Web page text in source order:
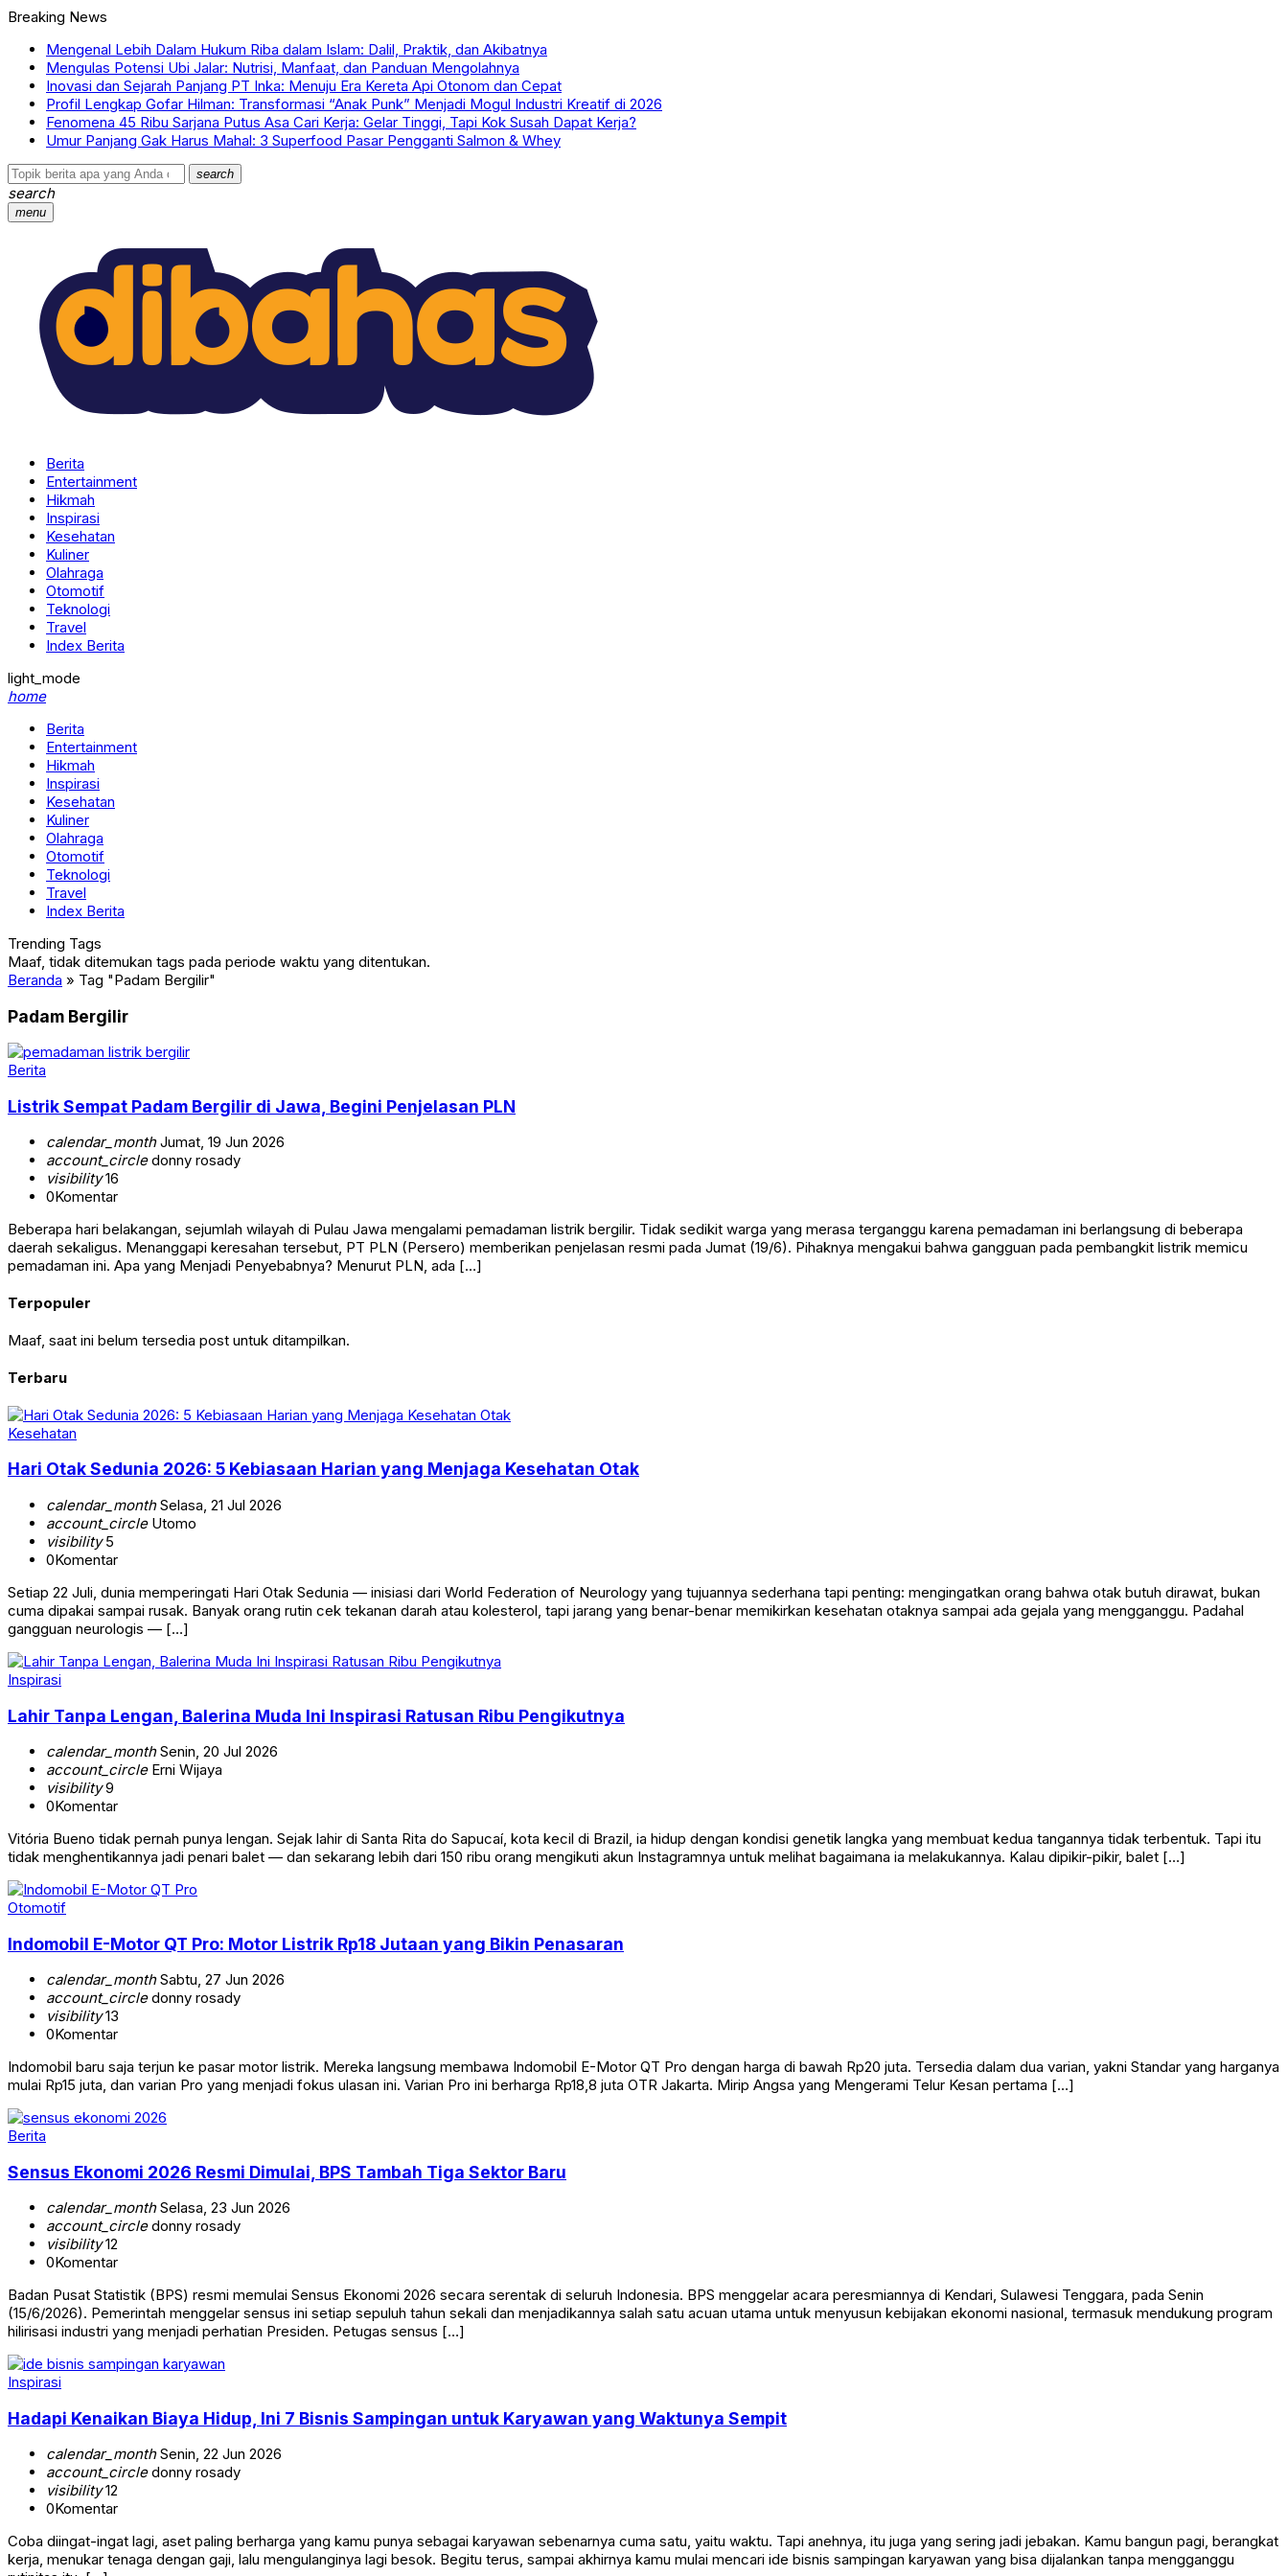
Breaking News
Mengenal Lebih Dalam Hukum Riba dalam Islam: Dalil, Praktik, dan Akibatnya
Mengulas Potensi Ubi Jalar: Nutrisi, Manfaat, dan Panduan Mengolahnya
Inovasi dan Sejarah Panjang PT Inka: Menuju Era Kereta Api Otonom dan Cepat
Profil Lengkap Gofar Hilman: Transformasi “Anak Punk” Menjadi Mogul Industri Kreatif di 2026
Fenomena 45 Ribu Sarjana Putus Asa Cari Kerja: Gelar Tinggi, Tapi Kok Susah Dapat Kerja?
Umur Panjang Gak Harus Mahal: 3 Superfood Pasar Pengganti Salmon & Whey
search
search
menu
Berita
Entertainment
Hikmah
Inspirasi
Kesehatan
Kuliner
Olahraga
Otomotif
Teknologi
Travel
Index Berita
light_mode
home
Berita
Entertainment
Hikmah
Inspirasi
Kesehatan
Kuliner
Olahraga
Otomotif
Teknologi
Travel
Index Berita
Trending Tags
Maaf, tidak ditemukan tags pada periode waktu yang ditentukan.
Beranda » Tag "Padam Bergilir"
Padam Bergilir
Berita
Listrik Sempat Padam Bergilir di Jawa, Begini Penjelasan PLN
calendar_monthJumat, 19 Jun 2026
account_circledonny rosady
visibility16
0Komentar
Beberapa hari belakangan, sejumlah wilayah di Pulau Jawa mengalami pemadaman listrik bergilir. Tidak sedikit warga yang merasa terganggu karena pemadaman ini berlangsung di beberapa
daerah sekaligus. Menanggapi keresahan tersebut, PT PLN (Persero) memberikan penjelasan resmi pada Jumat (19/6). Pihaknya mengakui bahwa gangguan pada pembangkit listrik memicu
pemadaman ini. Apa yang Menjadi Penyebabnya? Menurut PLN, ada […]
Terpopuler
Maaf, saat ini belum tersedia post untuk ditampilkan.
Terbaru
Kesehatan
Hari Otak Sedunia 2026: 5 Kebiasaan Harian yang Menjaga Kesehatan Otak
calendar_monthSelasa, 21 Jul 2026
account_circleUtomo
visibility5
0Komentar
Setiap 22 Juli, dunia memperingati Hari Otak Sedunia — inisiasi dari World Federation of Neurology yang tujuannya sederhana tapi penting: mengingatkan orang bahwa otak butuh dirawat, bukan
cuma dipakai sampai rusak. Banyak orang rutin cek tekanan darah atau kolesterol, tapi jarang yang benar-benar memikirkan kesehatan otaknya sampai ada gejala yang mengganggu. Padahal
gangguan neurologis — […]
Inspirasi
Lahir Tanpa Lengan, Balerina Muda Ini Inspirasi Ratusan Ribu Pengikutnya
calendar_monthSenin, 20 Jul 2026
account_circleErni Wijaya
visibility9
0Komentar
Vitória Bueno tidak pernah punya lengan. Sejak lahir di Santa Rita do Sapucaí, kota kecil di Brazil, ia hidup dengan kondisi genetik langka yang membuat kedua tangannya tidak terbentuk. Tapi itu
tidak menghentikannya jadi penari balet — dan sekarang lebih dari 150 ribu orang mengikuti akun Instagramnya untuk melihat bagaimana ia melakukannya. Kalau dipikir-pikir, balet […]
Otomotif
Indomobil E-Motor QT Pro: Motor Listrik Rp18 Jutaan yang Bikin Penasaran
calendar_monthSabtu, 27 Jun 2026
account_circledonny rosady
visibility13
0Komentar
Indomobil baru saja terjun ke pasar motor listrik. Mereka langsung membawa Indomobil E-Motor QT Pro dengan harga di bawah Rp20 juta. Tersedia dalam dua varian, yakni Standar yang harganya
mulai Rp15 juta, dan varian Pro yang menjadi fokus ulasan ini. Varian Pro ini berharga Rp18,8 juta OTR Jakarta. Mirip Angsa yang Mengerami Telur Kesan pertama […]
Berita
Sensus Ekonomi 2026 Resmi Dimulai, BPS Tambah Tiga Sektor Baru
calendar_monthSelasa, 23 Jun 2026
account_circledonny rosady
visibility12
0Komentar
Badan Pusat Statistik (BPS) resmi memulai Sensus Ekonomi 2026 secara serentak di seluruh Indonesia. BPS menggelar acara peresmiannya di Kendari, Sulawesi Tenggara, pada Senin
(15/6/2026). Pemerintah menggelar sensus ini setiap sepuluh tahun sekali dan menjadikannya salah satu acuan utama untuk menyusun kebijakan ekonomi nasional, termasuk mendukung program
hilirisasi industri yang menjadi perhatian Presiden. Petugas sensus […]
Inspirasi
Hadapi Kenaikan Biaya Hidup, Ini 7 Bisnis Sampingan untuk Karyawan yang Waktunya Sempit
calendar_monthSenin, 22 Jun 2026
account_circledonny rosady
visibility12
0Komentar
Coba diingat-ingat lagi, aset paling berharga yang kamu punya sebagai karyawan sebenarnya cuma satu, yaitu waktu. Tapi anehnya, itu juga yang sering jadi jebakan. Kamu bangun pagi, berangkat
kerja, menukar tenaga dengan gaji, lalu mengulanginya lagi besok. Begitu terus, sampai akhirnya kamu mulai mencari ide bisnis sampingan karyawan yang bisa dijalankan tanpa mengganggu